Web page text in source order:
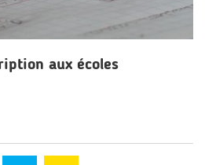
aux écoles